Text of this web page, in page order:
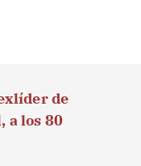
de
a los 80